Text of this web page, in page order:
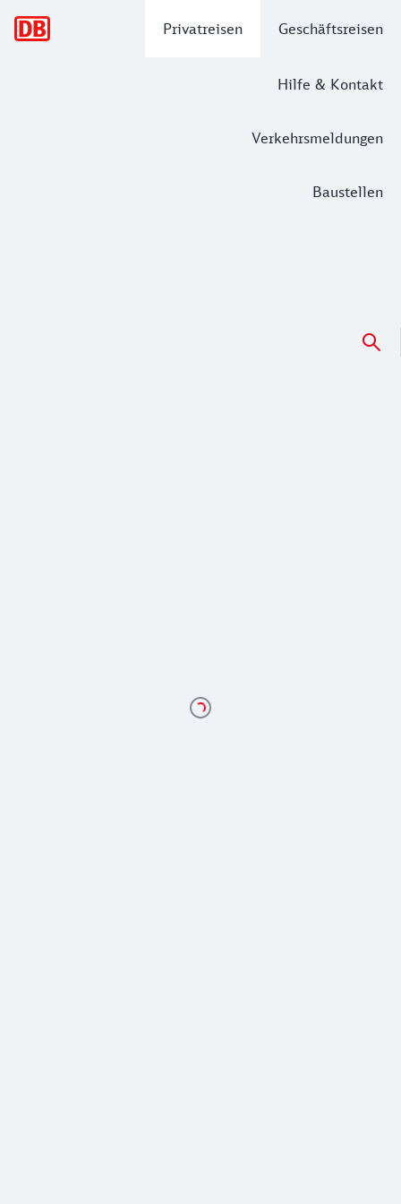
Privatreisen Geschäftsreisen
Hilfe & Kontakt
Verkehrsmeldungen
Baustellen